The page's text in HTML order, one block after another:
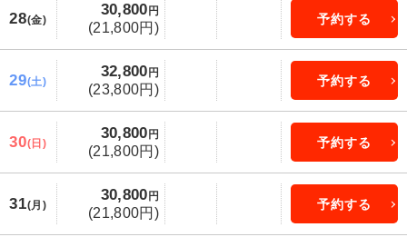
28(金)
30,800 円
(21,800円)
予約する
29(土)
32,800 円
(23,800円)
予約する
30(日)
30,800 円
(21,800円)
予約する
31(月)
30,800 円
(21,800円)
予約する